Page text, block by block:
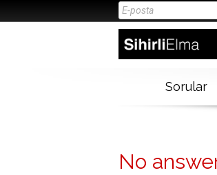
Sorular
No